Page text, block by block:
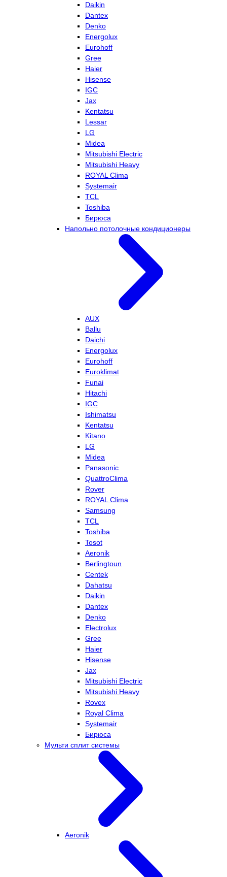
Daikin
Dantex
Denko
Energolux
Eurohoff
Gree
Haier
Hisense
IGC
Jax
Kentatsu
Lessar
LG
Midea
Mitsubishi Electric
Mitsubishi Heavy
ROYAL Clima
Systemair
TCL
Toshiba
Бирюса
Напольно потолочные кондиционеры
AUX
Ballu
Daichi
Energolux
Eurohoff
Euroklimat
Funai
Hitachi
IGC
Ishimatsu
Kentatsu
Kitano
LG
Midea
Panasonic
QuattroClima
Rover
ROYAL Clima
Samsung
TCL
Toshiba
Tosot
Aeronik
Berlingtoun
Centek
Dahatsu
Daikin
Dantex
Denko
Electrolux
Gree
Haier
Hisense
Jax
Mitsubishi Electric
Mitsubishi Heavy
Rovex
Royal Clima
Systemair
Бирюса
Мульти сплит системы
Aeronik